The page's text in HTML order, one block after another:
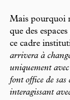
Mais pourquoi
que des
ce cadre
arrivera à
uniquement avec
font office de sas
interagissant